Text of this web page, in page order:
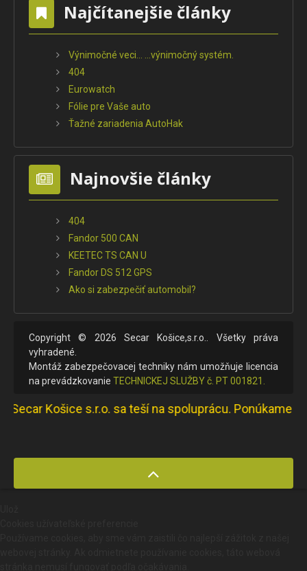
Najčítanejšie články
Výnimočné veci... ...výnimočný systém.
404
Eurowatch
Fólie pre Vaše auto
Ťažné zariadenia AutoHak
Najnovšie články
404
Fandor 500 CAN
KEETEC TS CAN U
Fandor DS 512 GPS
Ako si zabezpečiť automobil?
Copyright © 2026 Secar Košice,s.r.o.. Všetky práva
vyhradené.
Montáž zabezpečovacej techniky nám umožňuje licencia
na prevádzkovanie TECHNICKEJ SLUŽBY č. PT 001821.
Košice s.r.o. sa teší na spoluprácu. Ponúkame